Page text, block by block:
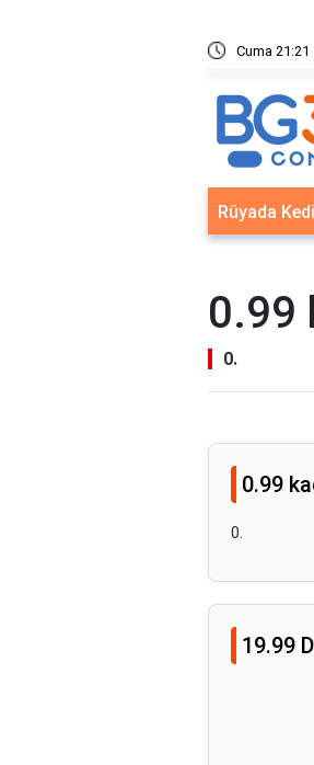
Cuma 21:21
Sistemleri: Akıllı Kilit ve Çelik Gövde Çözümleri
Rüyada
0.99
0.
0.99
0.
19.99